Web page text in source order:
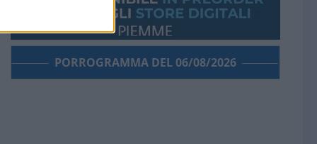
PORROGRAMMA DEL 06/08/2026